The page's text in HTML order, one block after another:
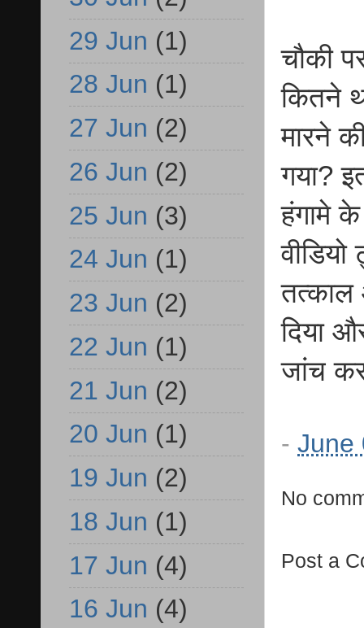
चौकी
कितने
मारने
गया?
हंगामे
तत्काल
दिया
जांच
- June
No
Post a
29 Jun (1)
28 Jun (1)
27 Jun (2)
26 Jun (2)
25 Jun (3)
24 Jun (1)
23 Jun (2)
22 Jun (1)
21 Jun (2)
20 Jun (1)
19 Jun (2)
18 Jun (1)
17 Jun (4)
16 Jun (4)